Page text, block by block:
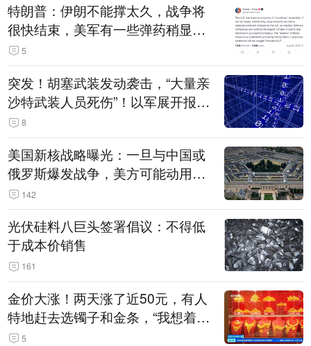
特朗普：伊朗不能撑太久，战争将
很快结束，美军有一些弹药稍显紧
张！伊朗公布拟议的海峡管理文本
5
突发！胡塞武装发动袭击，“大量亲
沙特武装人员死伤”！以军展开报复
性空袭
8
美国新核战略曝光：一旦与中国或
俄罗斯爆发战争，美方可能动用战
术核武器
142
光伏硅料八巨头签署倡议：不得低
于成本价销售
161
金价大涨！两天涨了近50元，有人
特地赶去选镯子和金条，“我想着买
起来可以保值，小批量进一些货”
5